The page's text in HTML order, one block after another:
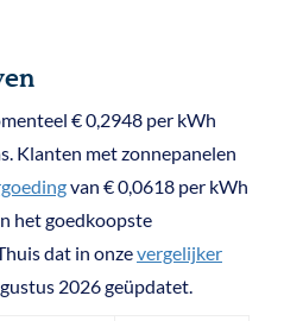
€ 0,2948 per kWh
Klanten met zonnepanelen
van € 0,0618 per kWh
het goedkoopste
dat in onzevergelijker
2026 geüpdatet.